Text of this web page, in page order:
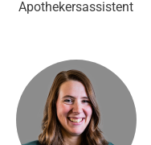
Apothekersassistent